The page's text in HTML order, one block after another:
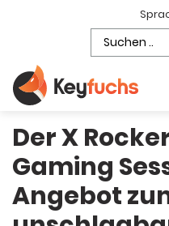
Der X
Gaming
Angebot